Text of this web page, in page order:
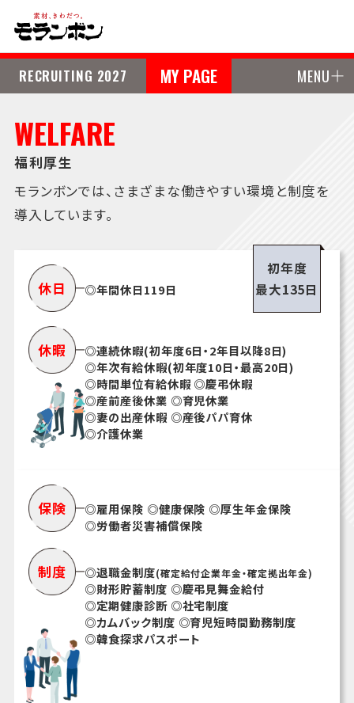
RECRUITING 2027 MY PAGE MENU
WELFARE
福利厚生
モランボンでは、さまざまな働きやすい環境と制度を
導入しています。
初年度
最大135日
休日 ◎年間休日119日
休暇
◎連続休暇(初年度6日・2年目以降8日)
◎年次有給休暇(初年度10日・最高20日)
◎時間単位有給休暇 ◎慶弔休暇
◎産前産後休業 ◎育児休業
◎妻の出産休暇 ◎産後パパ育休
◎介護休業
保険
◎雇用保険 ◎健康保険 ◎厚生年金保険
◎労働者災害補償保険
制度 ◎退職金制度(確定給付企業年金・確定拠出年金)
◎財形貯蓄制度 ◎慶弔見舞金給付
◎定期健康診断 ◎社宅制度
◎カムバック制度 ◎育児短時間勤務制度
◎韓食探求パスポート